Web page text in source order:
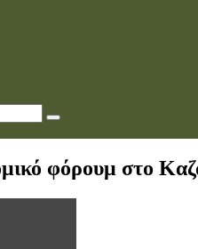
φόρουμ στο